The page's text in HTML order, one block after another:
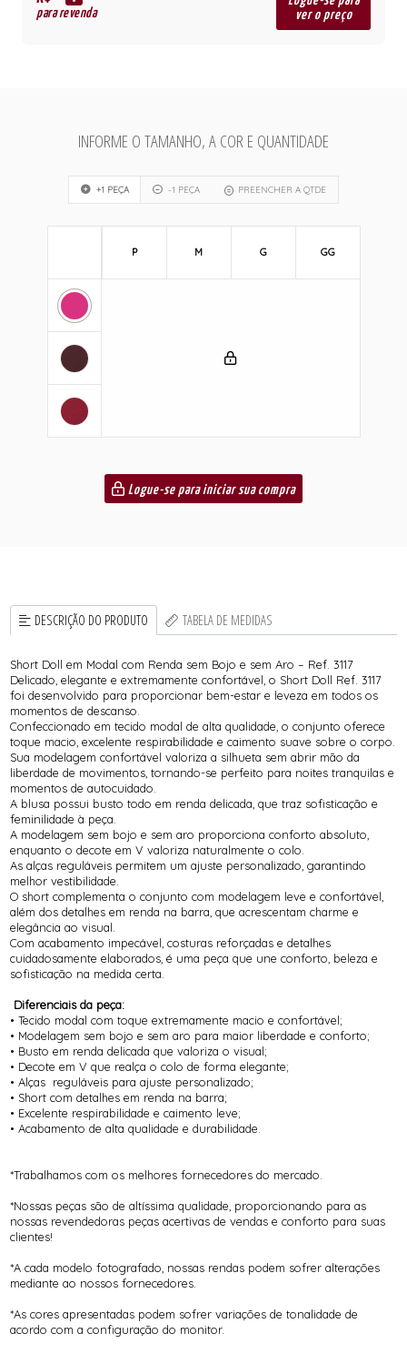
para revenda
ver o preço
INFORME O TAMANHO, A COR E QUANTIDADE
+1 PEÇA -1 PEÇA PREENCHER A QTDE
P M G GG
Logue-se para iniciar sua compra
DESCRIÇÃO DO PRODUTO TABELA DE MEDIDAS
Short Doll em Modal com Renda sem Bojo e sem Aro – Ref. 3117
Delicado, elegante e extremamente confortável, o Short Doll Ref. 3117
foi desenvolvido para proporcionar bem-estar e leveza em todos os
momentos de descanso.
Confeccionado em tecido modal de alta qualidade, o conjunto oferece
toque macio, excelente respirabilidade e caimento suave sobre o corpo.
Sua modelagem confortável valoriza a silhueta sem abrir mão da
liberdade de movimentos, tornando-se perfeito para noites tranquilas e
momentos de autocuidado.
A blusa possui busto todo em renda delicada, que traz sofisticação e
feminilidade à peça.
A modelagem sem bojo e sem aro proporciona conforto absoluto,
enquanto o decote em V valoriza naturalmente o colo.
As alças reguláveis permitem um ajuste personalizado, garantindo
melhor vestibilidade.
O short complementa o conjunto com modelagem leve e confortável,
além dos detalhes em renda na barra, que acrescentam charme e
elegância ao visual.
Com acabamento impecável, costuras reforçadas e detalhes
cuidadosamente elaborados, é uma peça que une conforto, beleza e
sofisticação na medida certa.
Diferenciais da peça:
• Tecido modal com toque extremamente macio e confortável;
• Modelagem sem bojo e sem aro para maior liberdade e conforto;
• Busto em renda delicada que valoriza o visual;
• Decote em V que realça o colo de forma elegante;
• Alças reguláveis para ajuste personalizado;
• Short com detalhes em renda na barra;
• Excelente respirabilidade e caimento leve;
• Acabamento de alta qualidade e durabilidade.
*Trabalhamos com os melhores fornecedores do mercado.
*Nossas peças são de altíssima qualidade, proporcionando para as
nossas revendedoras peças acertivas de vendas e conforto para suas
clientes!
*A cada modelo fotografado, nossas rendas podem sofrer alterações
mediante ao nossos fornecedores.
*As cores apresentadas podem sofrer variações de tonalidade de
acordo com a configuração do monitor.